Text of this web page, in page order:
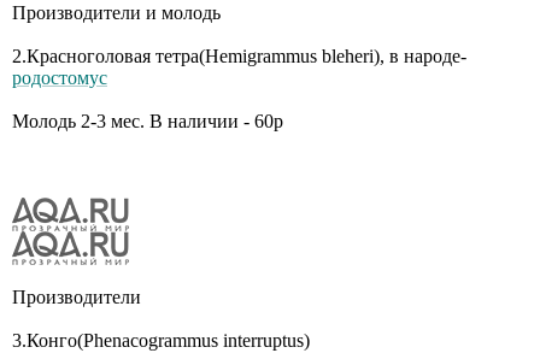
Производители и молодь
2.Красноголовая тетра(Нemigrammus bleheri), в народе-
родостомус
Молодь 2-3 мес. В наличии - 60р
Производители
3.Конго(Рhenacogrammus interruptus)